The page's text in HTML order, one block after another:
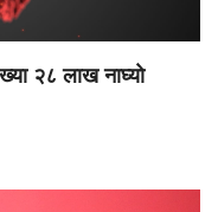
२८ लाख नाघ्याे